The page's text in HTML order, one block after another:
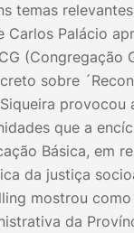
temas
Carlos Palácio
(Congregação
sobre
provocou
que a
Básica, em
da justiça
mostrou
da